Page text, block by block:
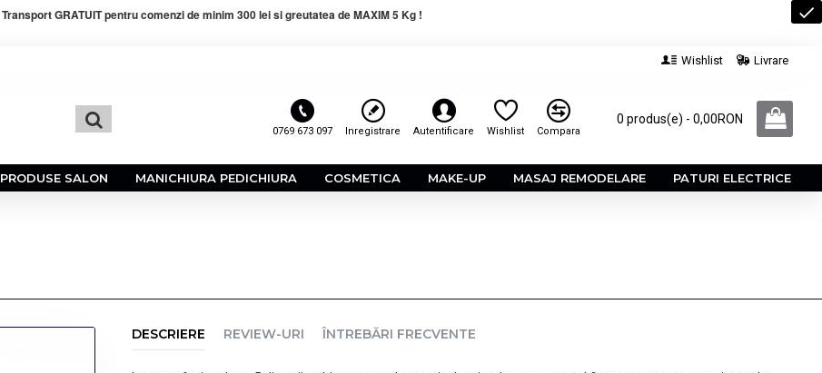
Transport GRATUIT pentru comenzi de minim 300 lei si greutatea de MAXIM 5 Kg !
Wishlist Livrare
0769 673 097 Inregistrare Autentificare Wishlist Compara
0 produs(e) - 0,00RON
PRODUSE SALON MANICHIURA PEDICHIURA COSMETICA MAKE-UP MASAJ REMODELARE PATURI ELECTRICE
DESCRIERE REVIEW-URI ÎNTREBĂRI FRECVENTE